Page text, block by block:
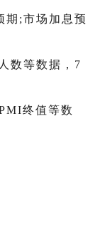
期;市场加息预
数等数据，7
终值等数